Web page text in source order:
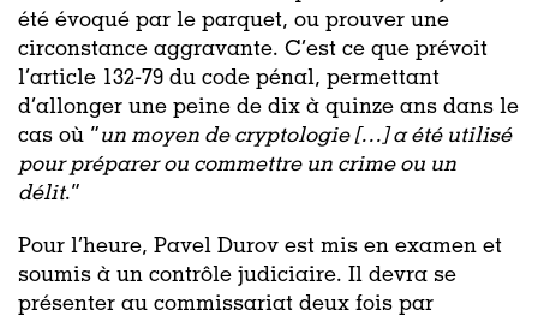
été évoqué par le parquet, ou prouver une
circonstance aggravante. C’est ce que prévoit
l’article 132-79 du code pénal, permettant
d’allonger une peine de dix à quinze ans dans le
cas où “un moyen de cryptologie […] a été utilisé
pour préparer ou commettre un crime ou un
délit.”
Pour l’heure, Pavel Durov est mis en examen et
soumis à un contrôle judiciaire. Il devra se
présenter au commissariat deux fois par